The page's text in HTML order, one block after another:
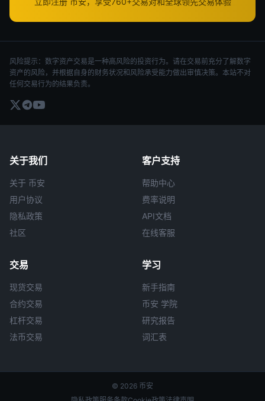
风险提示：数字资产交易是一种高风险的投资行为。请在交易前充分了解数字
资产的风险，并根据自身的财务状况和风险承受能力做出审慎决策。本站不对
任何交易行为的结果负责。
关于我们
关于 币安
用户协议
隐私政策
社区
客户支持
帮助中心
费率说明
API文档
在线客服
交易
现货交易
合约交易
杠杆交易
法币交易
学习
新手指南
币安 学院
研究报告
词汇表
© 2026 币安